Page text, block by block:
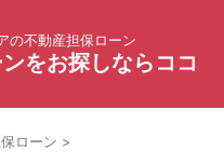
の不動産担保ローン
をお探しならココ
ローン >